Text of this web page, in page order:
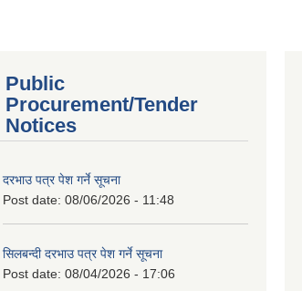
Public
Procurement/Tender
Notices
दरभाउ पत्र पेश गर्ने सूचना
Post date: 08/06/2026 - 11:48
सिलबन्दी दरभाउ पत्र पेश गर्ने सूचना
Post date: 08/04/2026 - 17:06